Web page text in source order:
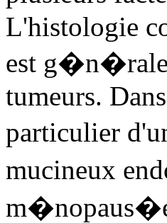
L'histologie
est
tumeurs.
particulier
mucineux